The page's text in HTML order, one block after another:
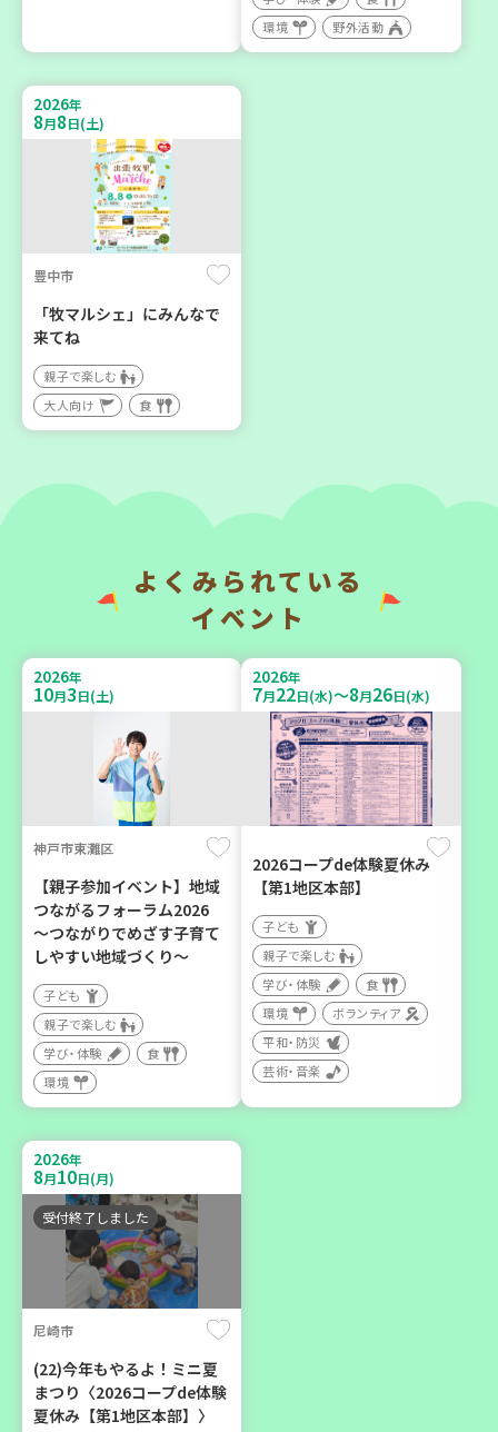
【第3地区本部】住み慣れた
地域で暮らしたい 「コープ
くらしの助け合いの会」(会
場：住吉)
ボランティア
神戸市東灘区
【第3地区本部】「ふれあい
9 24
神戸市東灘区
（第4木曜日に開催）
成講座
ボランティア
10月6日(火)
西牟婁郡上富田町岩田
「フードプラン上富田みか
ん」バスで行く 産地見学＆
生産者交流会
学び・体験 食
9月6日(日)
西宮市
野菜を食べよう！ベジ活キ
ャンペーン【第２地区】
子ども
親子で楽しむ
学び・体験
食
2026年
9月12日(土)
豊岡市
大人の発達障がいを学び、
親子で心を軽くしません
か？
学び・体験
環境
野外活動
2026年
8月8日(土)
豊中市
「牧マルシェ」にみんなで
来てね
親子で楽しむ
大人向け
食
よくみられている
イベント
2026年
10月3日(土)
神戸市東灘区
【親子参加イベント】地域
つながるフォーラム2026
～つながりでめざす子育て
しやすい地域づくり～
子ども
親子で楽しむ
学び・体験
食
環境
2026年
7月22日(水)～8月26日(水)
2026コープde体験夏休み
【第1地区本部】
子ども
親子で楽しむ
学び・体験
食
環境
ボランティア
平和・防災
芸術・音楽
2026年
8月10日(月)
受付終了しました
尼崎市
(22)今年もやるよ！ミニ夏
まつり〈2026コープde体験
夏休み【第1地区本部】〉